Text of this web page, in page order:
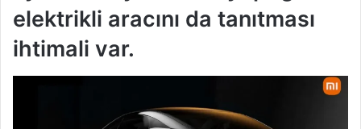
elektrikli aracını da tanıtması
ihtimali var.